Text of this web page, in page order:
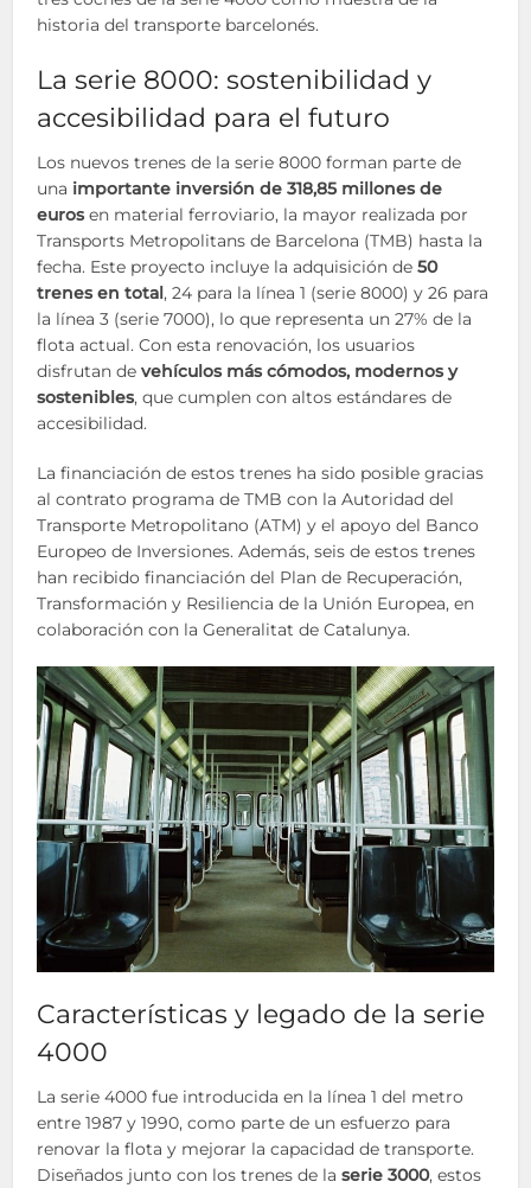
historia del transporte barcelonés.
La serie 8000: sostenibilidad y
accesibilidad para el futuro
Los nuevos trenes de la serie 8000 forman parte de
una importante inversión de 318,85 millones de
eurosen material ferroviario, la mayor realizada por
Transports Metropolitans de Barcelona (TMB) hasta la
fecha. Este proyecto incluye la adquisición de50
trenes en total, 24 para la línea 1 (serie 8000) y 26 para
la línea 3 (serie 7000), lo que representa un 27% de la
flota actual. Con esta renovación, los usuarios
disfrutan devehículos más cómodos, modernos y
sostenibles, que cumplen con altos estándares de
accesibilidad.
La financiación de estos trenes ha sido posible gracias
al contrato programa de TMB con la Autoridad del
Transporte Metropolitano (ATM) y el apoyo del Banco
Europeo de Inversiones. Además, seis de estos trenes
han recibido financiación del Plan de Recuperación,
Transformación y Resiliencia de la Unión Europea, en
colaboración con la Generalitat de Catalunya.
Características y legado de la serie
4000
La serie 4000 fue introducida en la línea 1 del metro
entre 1987 y 1990, como parte de un esfuerzo para
renovar la flota y mejorar la capacidad de transporte.
Diseñados junto con los trenes de laserie 3000, estos